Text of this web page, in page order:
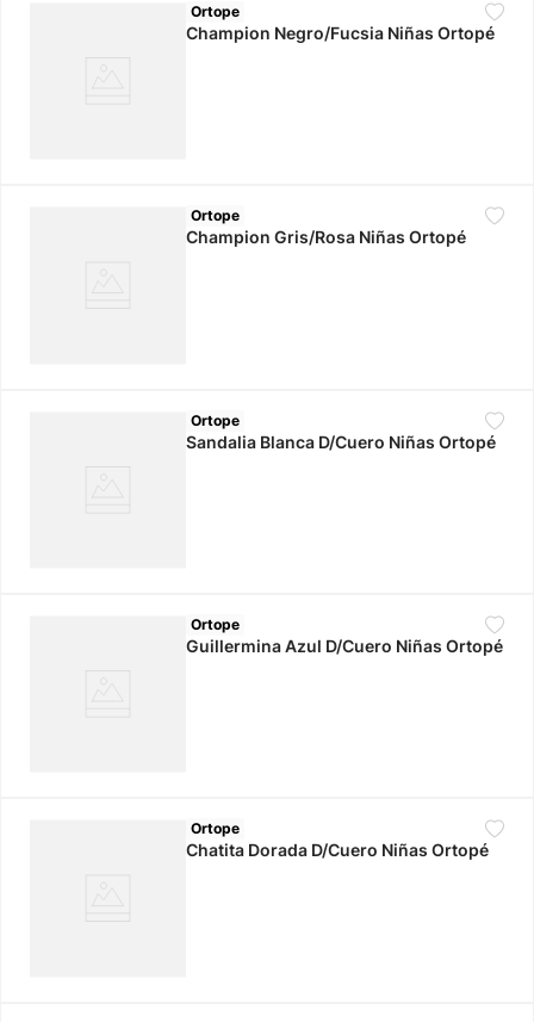
Ortope
Champion Negro/Fucsia Niñas Ortopé
Ortope
Champion Gris/Rosa Niñas Ortopé
Ortope
Sandalia Blanca D/Cuero Niñas Ortopé
Ortope
Guillermina Azul D/Cuero Niñas Ortopé
Ortope
Chatita Dorada D/Cuero Niñas Ortopé